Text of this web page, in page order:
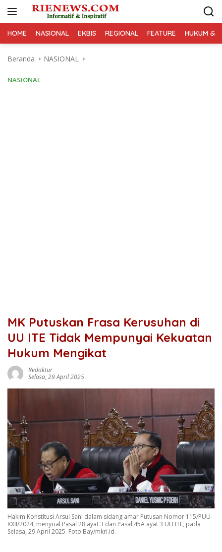
HOME NASIONAL EKBIS REGIONAL FEATURE HUKUM &
Beranda NASIONAL
NASIONAL
MK Putuskan Frasa Kerusuhan di
UU ITE Tidak Mempunyai Kekuatan
Hukum Mengikat
Redaktur
Selasa, 29 April 2025
Hakim Konstitusi Arsul Sani dalam sidang amar Putusan Nomor 115/PUU-
XXII/2024, menyoal Pasal 28 ayat 3 dan Pasal 45A ayat 3 UU ITE, pada
Selasa, 29 April 2025. Foto Bay/mkri.id.